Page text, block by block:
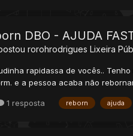
DBO - AJUDA
rorohrodrigues Lixeira
rapidassa de vocês..
e a pessoa acaba não
1 resposta reborn ajuda